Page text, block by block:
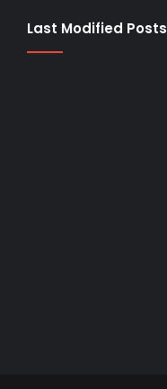
Last Modified Posts